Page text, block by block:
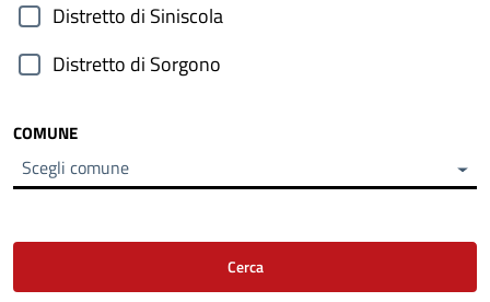
Distretto di Siniscola
Distretto di Sorgono
COMUNE
Scegli comune